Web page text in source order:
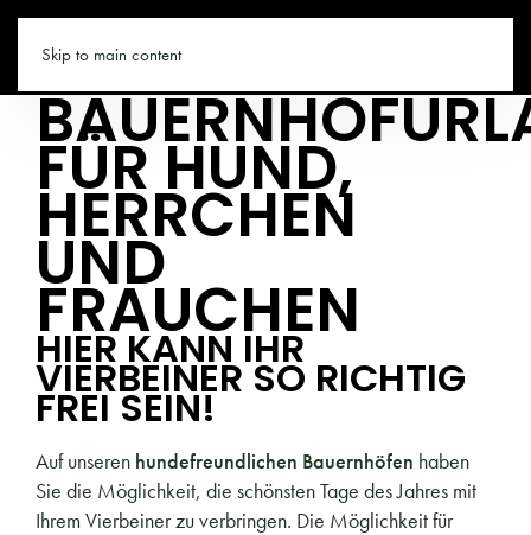
Skip to main content
URLAUBAUFDEMBAUERNHOF.CO
FÜR HUND,
HERRCHEN
UND
FRAUCHEN
HIER KANN IHR
VIERBEINER SO RICHTIG
FREI SEIN!
Auf unseren hundefreundlichen Bauernhöfen haben
Sie die Möglichkeit, die schönsten Tage des Jahres mit
Ihrem Vierbeiner zu verbringen. Die Möglichkeit für